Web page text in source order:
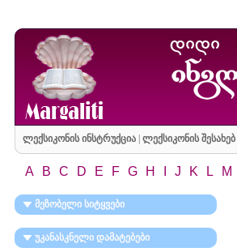
ლექსიკონის ინსტრუქცია| ლექსიკონის შესახებ|
A B C D E F G H J K L M
მეზობელი სიტყვები
უკანასკნელი დამატებები